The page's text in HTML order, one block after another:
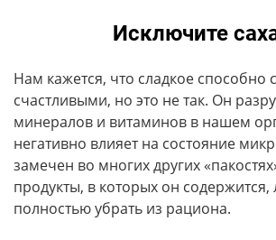
Исключите
Нам кажется, что сладкое способно
счастливыми, но это не так. Он
минералов и витаминов в нашем
негативно влияет на состояние
замечен во многих других
продукты, в которых он
полностью убрать из рациона.